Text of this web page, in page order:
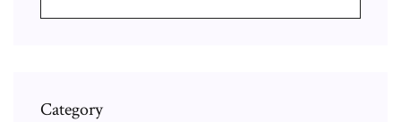
Category